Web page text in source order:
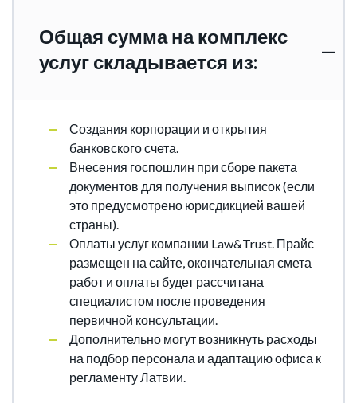
Общая сумма на комплекс
услуг складывается из:
Создания корпорации и открытия
банковского счета.
Внесения госпошлин при сборе пакета
документов для получения выписок (если
это предусмотрено юрисдикцией вашей
страны).
Оплаты услуг компании Law&Trust. Прайс
размещен на сайте, окончательная смета
работ и оплаты будет рассчитана
специалистом после проведения
первичной консультации.
Дополнительно могут возникнуть расходы
на подбор персонала и адаптацию офиса к
регламенту Латвии.